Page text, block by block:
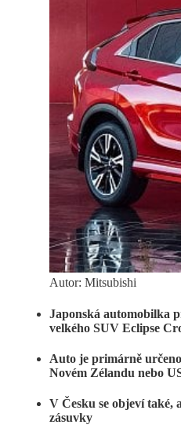
Autor: Mitsubishi
Japonská automobilka
velkého SUV Eclipse
Auto je primárně
Novém Zélandu nebo
V Česku se objeví také,
zásuvky